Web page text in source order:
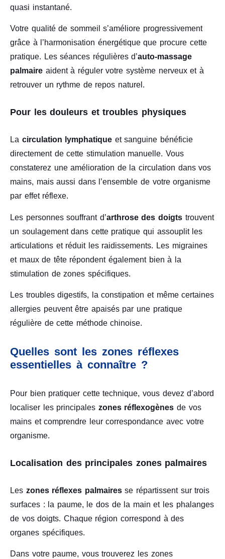
quasi instantané.
Votre qualité de sommeil s’améliore progressivement
grâce à l’harmonisation énergétique que procure cette
pratique. Les séances régulières d’auto-massage
palmaire aident à réguler votre système nerveux et à
retrouver un rythme de repos naturel.
Pour les douleurs et troubles physiques
La circulation lymphatique et sanguine bénéficie
directement de cette stimulation manuelle. Vous
constaterez une amélioration de la circulation dans vos
mains, mais aussi dans l’ensemble de votre organisme
par effet réflexe.
Les personnes souffrant d’arthrose des doigts trouvent
un soulagement dans cette pratique qui assouplit les
articulations et réduit les raidissements. Les migraines
et maux de tête répondent également bien à la
stimulation de zones spécifiques.
Les troubles digestifs, la constipation et même certaines
allergies peuvent être apaisés par une pratique
régulière de cette méthode chinoise.
Quelles sont les zones réflexes
essentielles à connaître ?
Pour bien pratiquer cette technique, vous devez d’abord
localiser les principales zones réflexogènes de vos
mains et comprendre leur correspondance avec votre
organisme.
Localisation des principales zones palmaires
Les zones réflexes palmairesse répartissent sur trois
surfaces : la paume, le dos de la main et les phalanges
de vos doigts. Chaque région correspond à des
organes spécifiques.
Dans votre paume, vous trouverez les zones